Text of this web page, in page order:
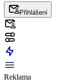
Přihlášení
Reklama